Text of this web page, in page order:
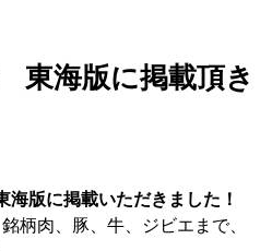
東海版に掲載頂き
！
海版に掲載いただきました！
柄肉、豚、牛、ジビエまで、